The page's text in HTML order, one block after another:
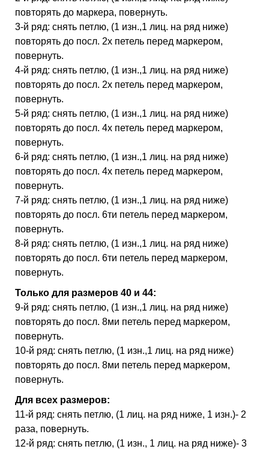
повторять до маркера, повернуть.
3-й ряд: снять петлю, (1 изн.,1 лиц. на ряд ниже)
повторять до посл. 2х петель перед маркером,
повернуть.
4-й ряд: снять петлю, (1 изн.,1 лиц. на ряд ниже)
повторять до посл. 2х петель перед маркером,
повернуть.
5-й ряд: снять петлю, (1 изн.,1 лиц. на ряд ниже)
повторять до посл. 4х петель перед маркером,
повернуть.
6-й ряд: снять петлю, (1 изн.,1 лиц. на ряд ниже)
повторять до посл. 4х петель перед маркером,
повернуть.
7-й ряд: снять петлю, (1 изн.,1 лиц. на ряд ниже)
повторять до посл. 6ти петель перед маркером,
повернуть.
8-й ряд: снять петлю, (1 изн.,1 лиц. на ряд ниже)
повторять до посл. 6ти петель перед маркером,
повернуть.
Только для размеров 40 и 44:
9-й ряд: снять петлю, (1 изн.,1 лиц. на ряд ниже)
повторять до посл. 8ми петель перед маркером,
повернуть.
10-й ряд: снять петлю, (1 изн.,1 лиц. на ряд ниже)
повторять до посл. 8ми петель перед маркером,
повернуть.
Для всех размеров:
11-й ряд: снять петлю, (1 лиц. на ряд ниже, 1 изн.)- 2
раза, повернуть.
12-й ряд: снять петлю, (1 изн., 1 лиц. на ряд ниже)- 3